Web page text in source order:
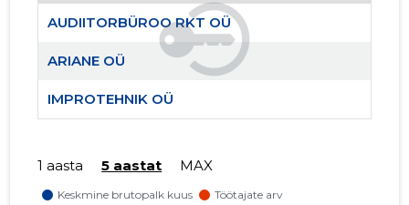
AUDIITORBÜROO RKT OÜ
ARIANE OÜ
IMPROTEHNIK OÜ
1 aasta 5 aastat MAX